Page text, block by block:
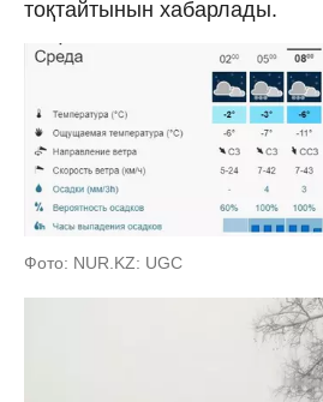
тоқтайтынын хабарлады.
Фото: NUR.KZ: UGC